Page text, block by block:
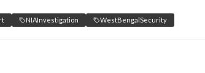
NIAInvestigation WestBengalSecurity